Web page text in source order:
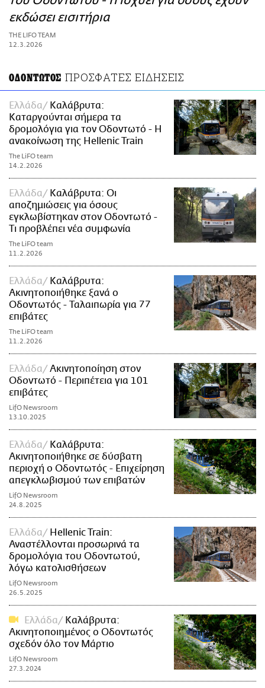
ΑΜΠΑ
PRINT
εκδώσει εισιτήρια
THE LIFO TEAM
12.3.2026
ΟΔΟΝΤΩΤΟΣ ΠΡΟΣΦΑΤΕΣ ΕΙΔΗΣΕΙΣ
Ελλάδα
Καλάβρυτα:
Καταργούνται σήμερα τα
δρομολόγια για τον Οδοντωτό - Η
ανακοίνωση της Hellenic Train
The LiFO team
14.2.2026
Ελλάδα
Καλάβρυτα: Οι
αποζημιώσεις για όσους
εγκλωβίστηκαν στον Οδοντωτό -
Τι προβλέπει νέα συμφωνία
The LiFO team
11.2.2026
Ελλάδα
Καλάβρυτα:
Ακινητοποιήθηκε ξανά o
Οδοντωτός - Ταλαιπωρία για 77
επιβάτες
The LiFO team
11.2.2026
Ελλάδα
Ακινητοποίηση στον
Οδοντωτό - Περιπέτεια για 101
επιβάτες
LifO Newsroom
13.10.2025
Ελλάδα
Καλάβρυτα:
Ακινητοποιήθηκε σε δύσβατη
περιοχή o Οδοντωτός - Επιχείρηση
απεγκλωβισμού των επιβατών
LifO Newsroom
24.8.2025
Ελλάδα
Hellenic Train:
Αναστέλλονται προσωρινά τα
δρομολόγια του Οδοντωτού,
λόγω κατολισθήσεων
LifO Newsroom
26.5.2025
Ελλάδα
Καλάβρυτα:
Ακινητοποιημένος ο Οδοντωτός
σχεδόν όλο τον Μάρτιο
LifO Newsroom
27.3.2024